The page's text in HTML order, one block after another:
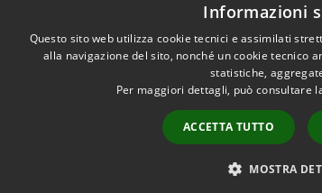
Informazioni
Questo sito web utilizza cookie tecnici e assimilati
alla navigazione del sito, nonché un cookie tecnico
statistiche,
Per maggiori dettagli, può consultare
ACCETTA TUTTO
MOSTRA